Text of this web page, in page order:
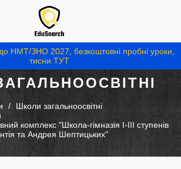
НМТ/ЗНО 2027, безкоштовні пробні уроки,
тисни ТУТ
Школи загальноосвітні
комплекс "Школа-гімназія І-ІІІ ступенів
та Андрея Шептицьких"